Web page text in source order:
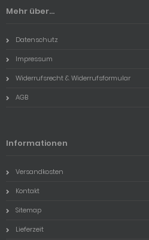
Mehr über...
Datenschutz
Impressum
Widerrufsrecht & Widerrufsformular
AGB
Informationen
Versandkosten
Kontakt
Sitemap
Lieferzeit